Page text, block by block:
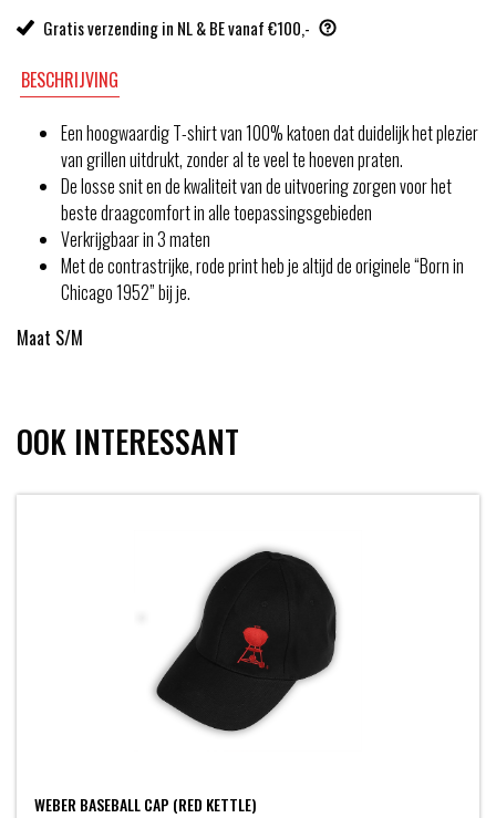
Gratis verzending in NL & BE vanaf €100,-
BESCHRIJVING
Een hoogwaardig T-shirt van 100% katoen dat duidelijk het plezier
van grillen uitdrukt, zonder al te veel te hoeven praten.
De losse snit en de kwaliteit van de uitvoering zorgen voor het
beste draagcomfort in alle toepassingsgebieden
Verkrijgbaar in 3 maten
Met de contrastrijke, rode print heb je altijd de originele “Born in
Chicago 1952” bij je.
Maat S/M
OOK INTERESSANT
WEBER BASEBALL CAP (RED KETTLE)